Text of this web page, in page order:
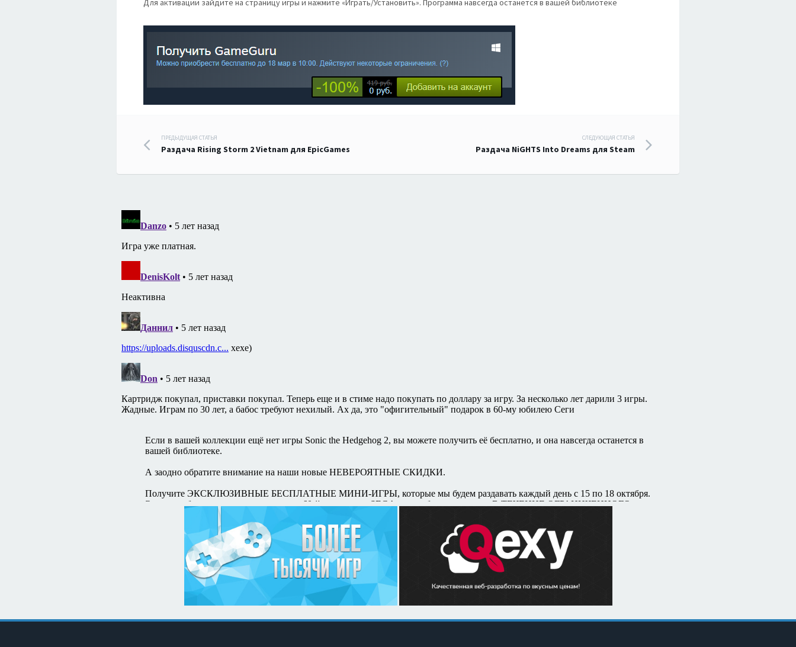
Для активации зайдите на страницу игры и нажмите «Играть/Установить». Программа навсегда останется в вашей библиотеке
Навигация
по
ПРЕДЫДУЩАЯ СТАТЬЯ
Раздача Rising Storm 2 Vietnam для EpicGames
СЛЕДУЮЩАЯ СТАТЬЯ
Раздача NiGHTS Into Dreams для Steam